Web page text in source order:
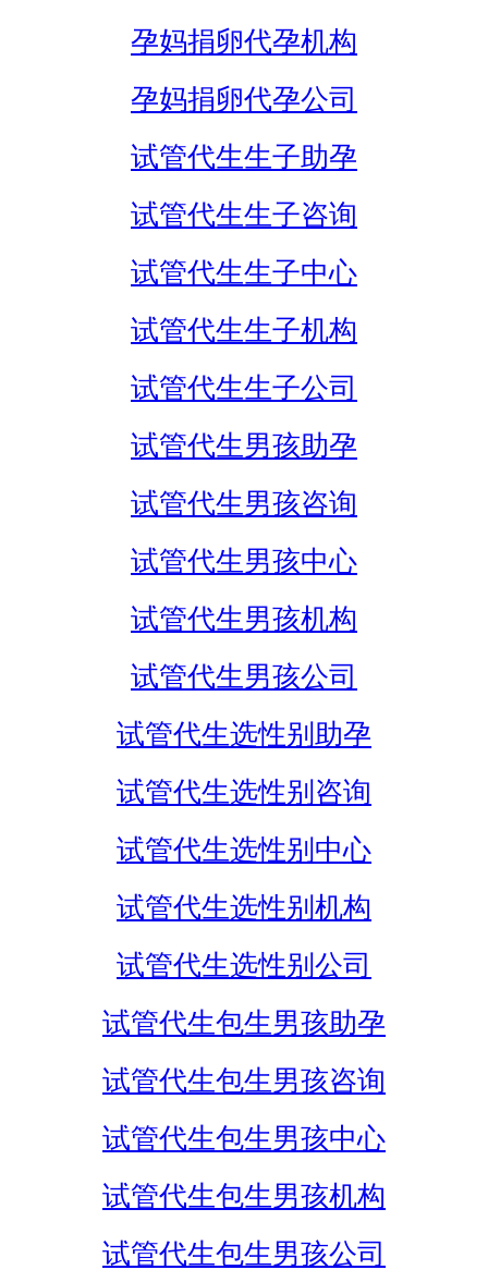
孕妈捐卵代孕机构
孕妈捐卵代孕公司
试管代生生子助孕
试管代生生子咨询
试管代生生子中心
试管代生生子机构
试管代生生子公司
试管代生男孩助孕
试管代生男孩咨询
试管代生男孩中心
试管代生男孩机构
试管代生男孩公司
试管代生选性别助孕
试管代生选性别咨询
试管代生选性别中心
试管代生选性别机构
试管代生选性别公司
试管代生包生男孩助孕
试管代生包生男孩咨询
试管代生包生男孩中心
试管代生包生男孩机构
试管代生包生男孩公司